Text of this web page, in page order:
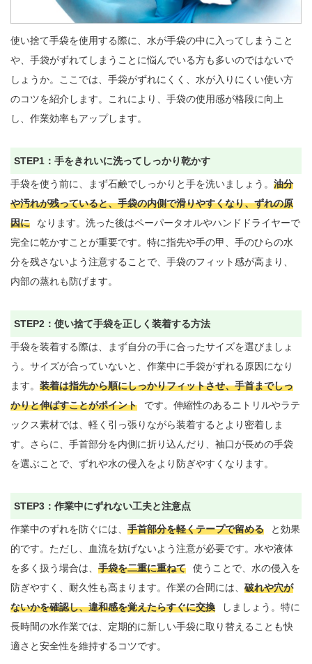
使い捨て手袋を使用する際に、水が手袋の中に入ってしまうこと
や、手袋がずれてしまうことに悩んでいる方も多いのではないで
しょうか。ここでは、手袋がずれにくく、水が入りにくい使い方
のコツを紹介します。これにより、手袋の使用感が格段に向上
し、作業効率もアップします。
STEP1：手をきれいに洗ってしっかり乾かす
手袋を使う前に、まず石鹸でしっかりと手を洗いましょう。 油分
や汚れが残っていると、手袋の内側で滑りやすくなり、ずれの原
因に
なります。洗った後はペーパータオルやハンドドライヤーで
完全に乾かすことが重要です。特に指先や手の甲、手のひらの水
分を残さないよう注意することで、手袋のフィット感が高まり、
内部の蒸れも防げます。
STEP2：使い捨て手袋を正しく装着する方法
手袋を装着する際は、まず自分の手に合ったサイズを選びましょ
う。サイズが合っていないと、作業中に手袋がずれる原因になり
ます。 装着は指先から順にしっかりフィットさせ、手首までしっ
かりと伸ばすことがポイント
です。伸縮性のあるニトリルやラテ
ックス素材では、軽く引っ張りながら装着するとより密着しま
す。さらに、手首部分を内側に折り込んだり、袖口が長めの手袋
を選ぶことで、ずれや水の侵入をより防ぎやすくなります。
STEP3：作業中にずれない工夫と注意点
作業中のずれを防ぐには、 手首部分を軽くテープで留める
と効果
的です。ただし、血流を妨げないよう注意が必要です。水や液体
を多く扱う場合は、 手袋を二重に重ねて
使うことで、水の侵入を
防ぎやすく、耐久性も高まります。作業の合間には、 破れや穴が
ないかを確認し、違和感を覚えたらすぐに交換
しましょう。特に
長時間の水作業では、定期的に新しい手袋に取り替えることも快
適さと安全性を維持するコツです。